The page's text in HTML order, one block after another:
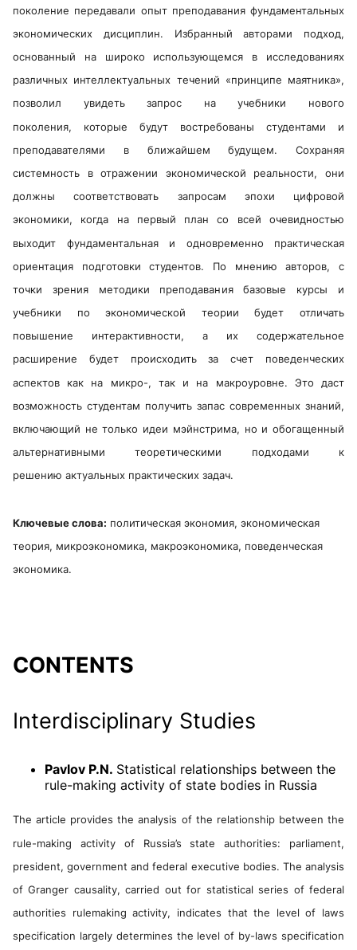
поколение передавали опыт преподавания фундаментальных
экономических дисциплин. Избранный авторами подход,
основанный на широко использующемся в исследованиях
различных интеллектуальных течений «принципе маятника»,
позволил увидеть запрос на учебники нового
поколения, которые будут востребованы студентами и
преподавателями в ближайшем будущем. Сохраняя
системность в отражении экономической реальности, они
должны соответствовать запросам эпохи цифровой
экономики, когда на первый план со всей очевидностью
выходит фундаментальная и одновременно практическая
ориентация подготовки студентов. По мнению авторов, с
точки зрения методики преподавания базовые курсы и
учебники по экономической теории будет отличать
повышение интерактивности, а их содержательное
расширение будет происходить за счет поведенческих
аспектов как на микро-, так и на макроуровне. Это даст
возможность студентам получить запас современных знаний,
включающий не только идеи мэйнстрима, но и обогащенный
альтернативными теоретическими подходами к
решению актуальных практических задач.
Ключевые слова: политическая экономия, экономическая
теория, микроэкономика, макроэкономика, поведенческая
экономика.
CONTENTS
Interdisciplinary Studies
Pavlov P.N. Statistical relationships between the
rule-making activity of state bodies in Russia
The article provides the analysis of the relationship between the
rule-making activity of Russia’s state authorities: parliament,
president, government and federal executive bodies. The analysis
of Granger causality, carried out for statistical series of federal
authorities rulemaking activity, indicates that the level of laws
specification largely determines the level of by-laws specification